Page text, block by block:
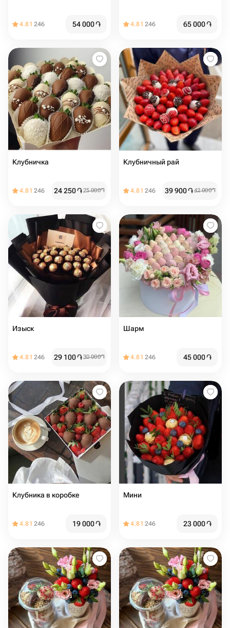
4.81 246 54 000֏ 4.81 246 65 000֏
Клубничка
4.81 246 24 250֏25 000֏
Клубничный рай
4.81 246 39 900֏42 000֏
Изыск
4.81 246 29 100֏30 000֏
Шарм
4.81 246 45 000֏
Клубника в коробке
4.81 246 19 000֏
Мини
4.81 246 23 000֏